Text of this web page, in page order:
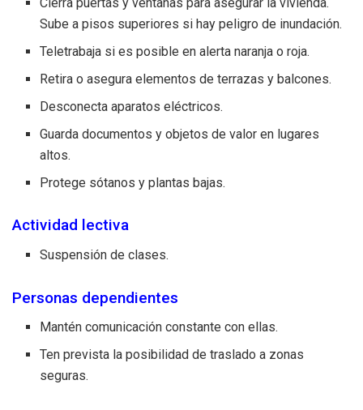
Sube a pisos superiores si hay peligro de inundación.
Teletrabaja si es posible en alerta naranja o roja.
Retira o asegura elementos de terrazas y balcones.
Desconecta aparatos eléctricos.
Guarda documentos y objetos de valor en lugares
altos.
Protege sótanos y plantas bajas.
Actividad lectiva
Suspensión de clases.
Personas dependientes
Mantén comunicación constante con ellas.
Ten prevista la posibilidad de traslado a zonas
seguras.